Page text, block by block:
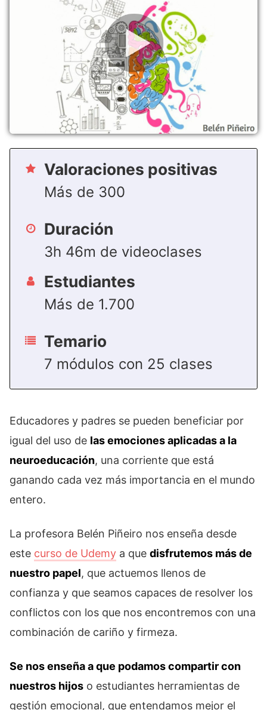
Valoraciones positivas
Más de 300
Duración
3h 46m de videoclases
Estudiantes
Más de 1.700
Temario
7 módulos con 25 clases
Educadores y padres se pueden beneficiar por
igual del uso de las emociones aplicadas a la
neuroeducación, una corriente que está
ganando cada vez más importancia en el mundo
entero.
La profesora Belén Piñeiro nos enseña desde
este curso de Udemy a que disfrutemos más de
nuestro papel, que actuemos llenos de
confianza y que seamos capaces de resolver los
conflictos con los que nos encontremos con una
combinación de cariño y firmeza.
Se nos enseña a que podamos compartir con
nuestros hijos o estudiantes herramientas de
gestión emocional, que entendamos mejor el